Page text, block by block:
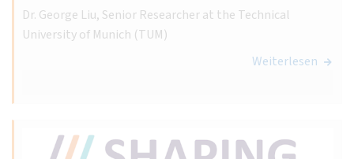
Dr. George Liu, Senior Researcher at the Technical
University of Munich (TUM)
Weiterlesen